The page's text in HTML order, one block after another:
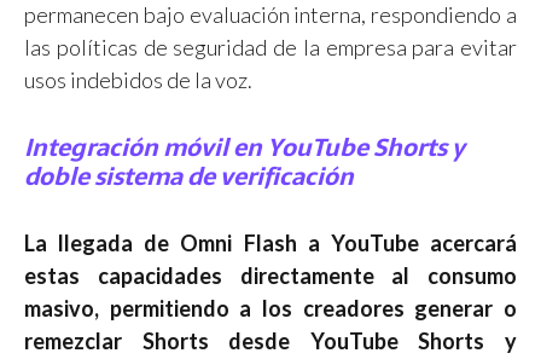
permanecen bajo evaluación interna, respondiendo a
las políticas de seguridad de la empresa para evitar
usos indebidos de la voz.
Integración móvil en YouTube Shorts y
doble sistema de verificación
La llegada de Omni Flash a YouTube acercará
estas capacidades directamente al consumo
masivo, permitiendo a los creadores generar o
remezclar Shorts desde YouTube Shorts y